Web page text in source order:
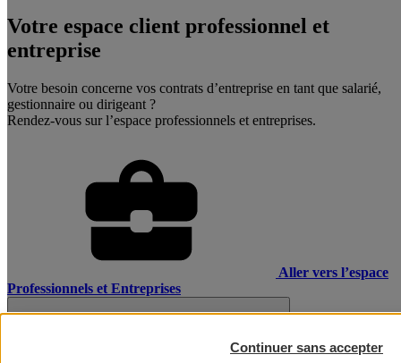
Votre espace client professionnel et
entreprise
Votre besoin concerne vos contrats d’entreprise en tant que salarié,
gestionnaire ou dirigeant ?
Rendez-vous sur l’espace professionnels et entreprises.
Aller vers l’espace
Professionnels et Entreprises
Continuer sans accepter